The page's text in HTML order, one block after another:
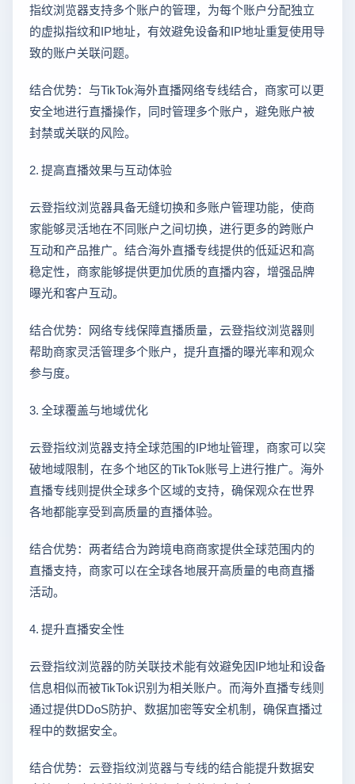
指纹浏览器支持多个账户的管理，为每个账户分配独立
的虚拟指纹和IP地址，有效避免设备和IP地址重复使用导
致的账户关联问题。
结合优势：与TikTok海外直播网络专线结合，商家可以更
安全地进行直播操作，同时管理多个账户，避免账户被
封禁或关联的风险。
2. 提高直播效果与互动体验
云登指纹浏览器具备无缝切换和多账户管理功能，使商
家能够灵活地在不同账户之间切换，进行更多的跨账户
互动和产品推广。结合海外直播专线提供的低延迟和高
稳定性，商家能够提供更加优质的直播内容，增强品牌
曝光和客户互动。
结合优势：网络专线保障直播质量，云登指纹浏览器则
帮助商家灵活管理多个账户，提升直播的曝光率和观众
参与度。
3. 全球覆盖与地域优化
云登指纹浏览器支持全球范围的IP地址管理，商家可以突
破地域限制，在多个地区的TikTok账号上进行推广。海外
直播专线则提供全球多个区域的支持，确保观众在世界
各地都能享受到高质量的直播体验。
结合优势：两者结合为跨境电商商家提供全球范围内的
直播支持，商家可以在全球各地展开高质量的电商直播
活动。
4. 提升直播安全性
云登指纹浏览器的防关联技术能有效避免因IP地址和设备
信息相似而被TikTok识别为相关账户。而海外直播专线则
通过提供DDoS防护、数据加密等安全机制，确保直播过
程中的数据安全。
结合优势：云登指纹浏览器与专线的结合能提升数据安